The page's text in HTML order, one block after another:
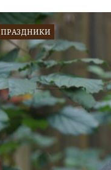
ПРАЗДНИКИ